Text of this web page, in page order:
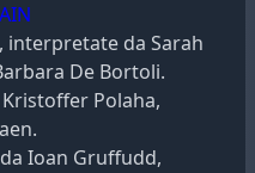
interpretate da Sarah
De Bortoli.
Polaha,
Ioan Gruffudd,